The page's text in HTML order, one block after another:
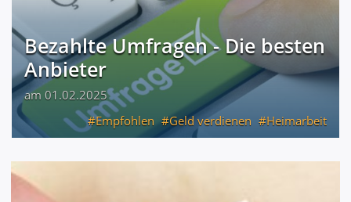
Bezahlte Umfragen - Die besten
Anbieter
am 01.02.2025
Empfohlen
Geld verdienen Heimarbeit